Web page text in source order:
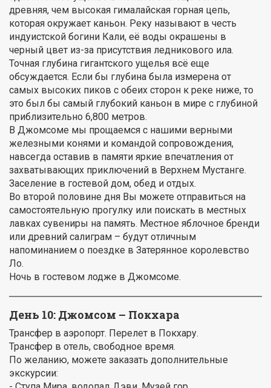
древняя, чем высокая гималайская горная цепь,
которая окружает каньон. Реку называют в честь
индуистской богини Кали, её воды окрашены в
черный цвет из-за присутствия ледникового ила.
Точная глубина гигантского ущелья всё еще
обсуждается. Если бы глубина была измерена от
самых высоких пиков с обеих сторон к реке ниже, то
это был бы самый глубокий каньон в мире с глубиной
приблизительно 6,800 метров.
В Джомсоме мы прощаемся с нашими верными
железными конями и командой сопровождения,
навсегда оставив в памяти яркие впечатления от
захватывающих приключений в Верхнем Мустанге.
Заселение в гостевой дом, обед и отдых.
Во второй половине дня Вы можете отправиться на
самостоятельную прогулку или поискать в местных
лавках сувениры на память. Местное яблочное бренди
или древний салиграм – будут отличным
напоминанием о поездке в Затерянное королевство
Ло.
Ночь в гостевом лодже в Джомсоме.
День 10: Джомсом – Покхара
Трансфер в аэропорт. Перелет в Покхару.
Трансфер в отель, свободное время.
По желанию, можете заказать дополнительные
экскурсии: